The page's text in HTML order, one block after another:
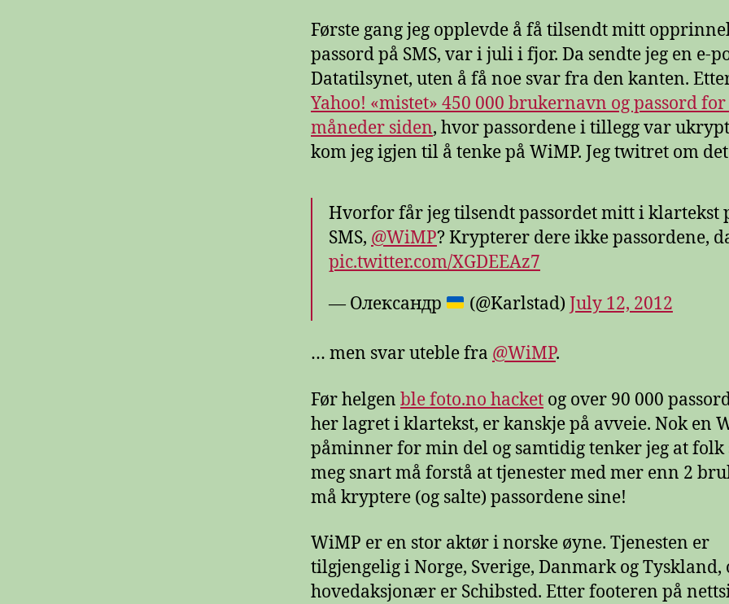
Første gang jeg opplevde å få tilsendt mitt
passord på SMS, var i juli i fjor. Da sendte jeg en e-
Datatilsynet, uten å få noe svar fra den kanten.
Yahoo! «mistet» 450 000 brukernavn og passord
måneder siden, hvor passordene i tillegg var
kom jeg igjen til å tenke på WiMP. Jeg twitret om
Hvorfor får jeg tilsendt passordet mitt i klartekst
SMS, @WiMP? Krypterer dere ikke passordene,
pic.twitter.com/XGDEEAz7
— Олександр
(@Karlstad) July 12, 2012
… men svar uteble fra @WiMP.
Før helgen ble foto.no hacket og over 90 000
her lagret i klartekst, er kanskje på avveie. Nok en
påminner for min del og samtidig tenker jeg at folk
meg snart må forstå at tjenester med mer enn 2
må kryptere (og salte) passordene sine!
WiMP er en stor aktør i norske øyne. Tjenesten er
tilgjengelig i Norge, Sverige, Danmark og Tyskland,
hovedaksjonær er Schibsted. Etter footeren på